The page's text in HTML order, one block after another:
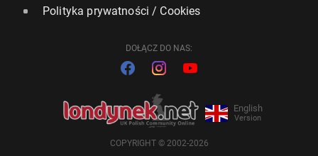
Polityka prywatności / Cookies
DOŁĄCZ DO NAS:
English
Version
COPYRIGHT © 2002-2026